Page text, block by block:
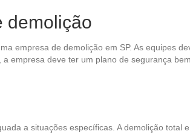
demolição
empresa de demolição em SP. As equipes
empresa deve ter um plano de segurança
a situações específicas. A demolição